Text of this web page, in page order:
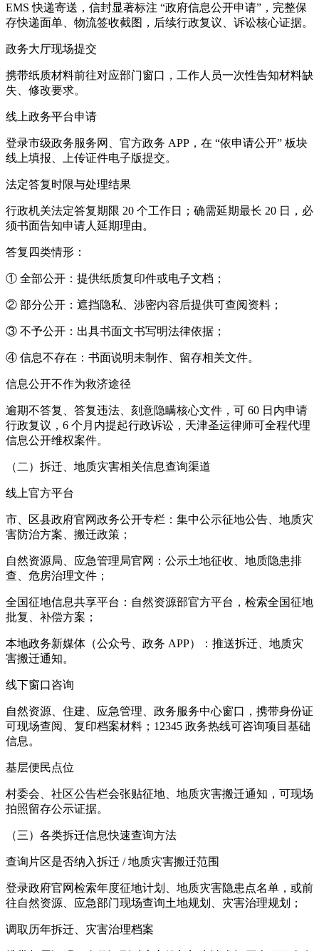
EMS 快递寄送，信封显著标注 “政府信息公开申请”，完整保
存快递面单、物流签收截图，后续行政复议、诉讼核心证据。
政务大厅现场提交
携带纸质材料前往对应部门窗口，工作人员一次性告知材料缺
失、修改要求。
线上政务平台申请
登录市级政务服务网、官方政务 APP，在 “依申请公开” 板块
线上填报、上传证件电子版提交。
法定答复时限与处理结果
行政机关法定答复期限 20 个工作日；确需延期最长 20 日，必
须书面告知申请人延期理由。
答复四类情形：
① 全部公开：提供纸质复印件或电子文档；
② 部分公开：遮挡隐私、涉密内容后提供可查阅资料；
③ 不予公开：出具书面文书写明法律依据；
④ 信息不存在：书面说明未制作、留存相关文件。
信息公开不作为救济途径
逾期不答复、答复违法、刻意隐瞒核心文件，可 60 日内申请
行政复议，6 个月内提起行政诉讼，天津圣运律师可全程代理
信息公开维权案件。
（二）拆迁、地质灾害相关信息查询渠道
线上官方平台
市、区县政府官网政务公开专栏：集中公示征地公告、地质灾
害防治方案、搬迁政策；
自然资源局、应急管理局官网：公示土地征收、地质隐患排
查、危房治理文件；
全国征地信息共享平台：自然资源部官方平台，检索全国征地
批复、补偿方案；
本地政务新媒体（公众号、政务 APP）：推送拆迁、地质灾
害搬迁通知。
线下窗口咨询
自然资源、住建、应急管理、政务服务中心窗口，携带身份证
可现场查阅、复印档案材料；12345 政务热线可咨询项目基础
信息。
基层便民点位
村委会、社区公告栏会张贴征地、地质灾害搬迁通知，可现场
拍照留存公示证据。
（三）各类拆迁信息快速查询方法
查询片区是否纳入拆迁 / 地质灾害搬迁范围
登录政府官网检索年度征地计划、地质灾害隐患点名单，或前
往自然资源、应急部门现场查询土地规划、灾害治理规划；
调取历年拆迁、灾害治理档案